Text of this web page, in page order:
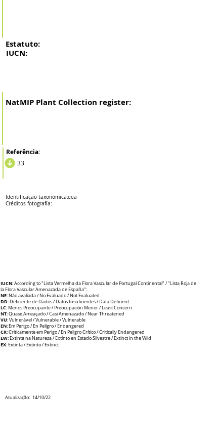
Estatuto:
IUCN:
NatMIP Plant Collection register:
Referência:
33
Identificação taxonómica:eea
Créditos fotografía:
IUCN: According to "Lista Vermelha da Flora Vascular de Portugal Continental" / "Lista Roja de
la Flora Vascular Amenazada de España":
NE: Não avaliada / No Evaluado / Not Evaluated
DD: Deficiente de Dados / Datos Insuficientes / Data Deficient
LC: Menos Preocupante / Preocupación Menor / Least Concern
NT: Quase Ameaçado / Casi Amenazado / Near Threatened
VU: Vulnerável / Vulnerable / Vulnerable
EN: Em Perigo / En Peligro / Endangered
CR: Criticamente em Perigo / En Peligro Crítico / Critically Endangered
EW: Extinta na Natureza / Extinto en Estado Silvestre / Extinct in the Wild
EX: Extinta / Extinto / Extinct
Atualização: 14/10/22